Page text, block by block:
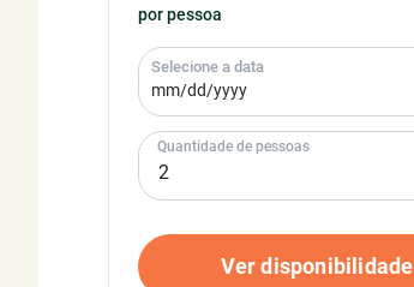
por pessoa
Selecione a data
Quantidade de pessoas
Ver disponibilidade